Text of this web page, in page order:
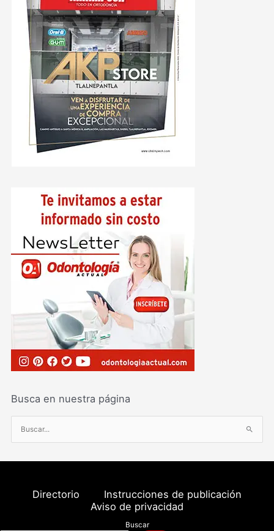
Busca en nuestra página
u
s
Directorio
Instrucciones de publicación
Aviso de privacidad
Buscar